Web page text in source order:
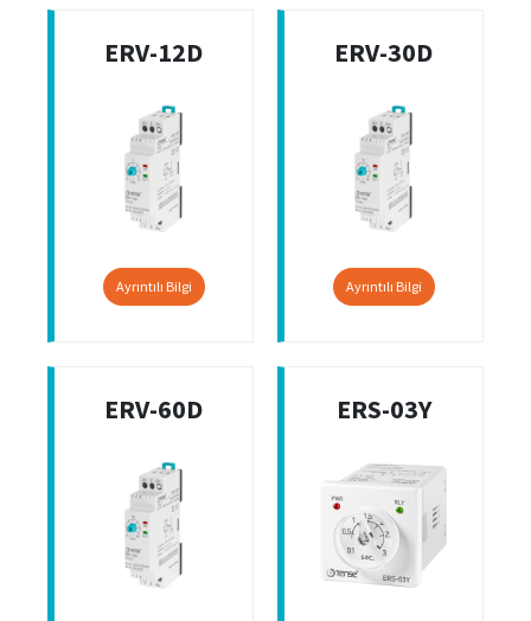
ERV-12D
Ayrıntılı Bilgi
ERV-30D
Ayrıntılı Bilgi
ERV-60D ERS-03Y